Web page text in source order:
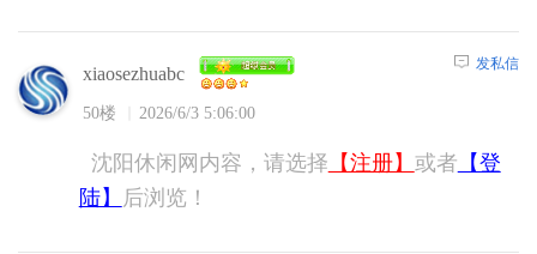
xiaosezhuabc
50楼 2026/6/3 5:06:00
发私信
沈阳休闲网内容，请选择 【注册】 或者 【登
陆】
后浏览！